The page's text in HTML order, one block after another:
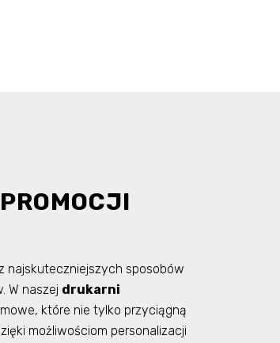
najskuteczniejszych sposobów
W naszej drukarni
które nie tylko przyciągną
możliwościom personalizacji